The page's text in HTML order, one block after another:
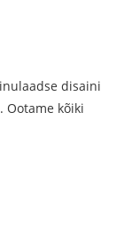
disaini
Ootame kõiki